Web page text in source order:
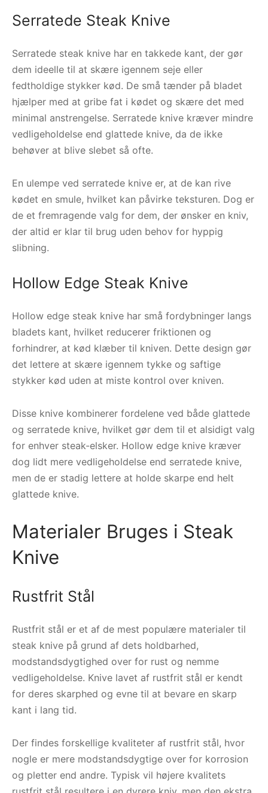
Serratede Steak Knive
Serratede steak knive har en takkede kant, der gør
dem ideelle til at skære igennem seje eller
fedtholdige stykker kød. De små tænder på bladet
hjælper med at gribe fat i kødet og skære det med
minimal anstrengelse. Serratede knive kræver mindre
vedligeholdelse end glattede knive, da de ikke
behøver at blive slebet så ofte.
En ulempe ved serratede knive er, at de kan rive
kødet en smule, hvilket kan påvirke teksturen. Dog er
de et fremragende valg for dem, der ønsker en kniv,
der altid er klar til brug uden behov for hyppig
slibning.
Hollow Edge Steak Knive
Hollow edge steak knive har små fordybninger langs
bladets kant, hvilket reducerer friktionen og
forhindrer, at kød klæber til kniven. Dette design gør
det lettere at skære igennem tykke og saftige
stykker kød uden at miste kontrol over kniven.
Disse knive kombinerer fordelene ved både glattede
og serratede knive, hvilket gør dem til et alsidigt valg
for enhver steak-elsker. Hollow edge knive kræver
dog lidt mere vedligeholdelse end serratede knive,
men de er stadig lettere at holde skarpe end helt
glattede knive.
Materialer Bruges i Steak
Knive
Rustfrit Stål
Rustfrit stål er et af de mest populære materialer til
steak knive på grund af dets holdbarhed,
modstandsdygtighed over for rust og nemme
vedligeholdelse. Knive lavet af rustfrit stål er kendt
for deres skarphed og evne til at bevare en skarp
kant i lang tid.
Der findes forskellige kvaliteter af rustfrit stål, hvor
nogle er mere modstandsdygtige over for korrosion
og pletter end andre. Typisk vil højere kvalitets